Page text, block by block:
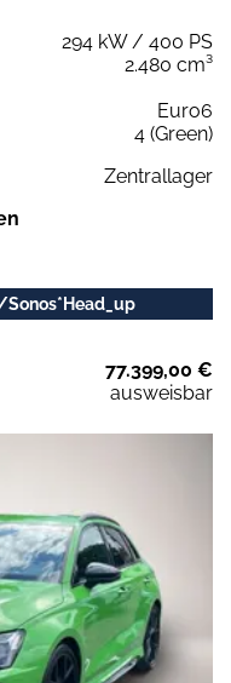
294 kW / 400 PS
2.480 cm³
Euro6
4 (Green)
Zentrallager
77.399,00 €
ausweisbar